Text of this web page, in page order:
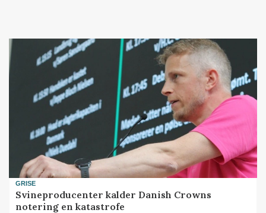
GRISE
Svineproducenter kalder Danish Crowns
notering en katastrofe